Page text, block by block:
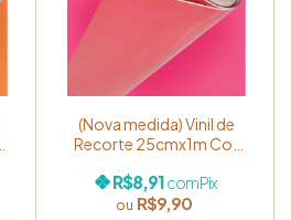
(Nova medida) Vinil de
Recorte 25cmx1m Cor
R$9,90
R$8,91comPix